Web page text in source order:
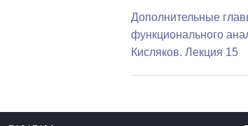
Дополнительные
функционального
Кисляков. Лекция 15